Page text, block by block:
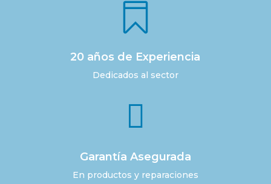

20 años de Experiencia
Dedicados al sector

Garantía Asegurada
En productos y reparaciones